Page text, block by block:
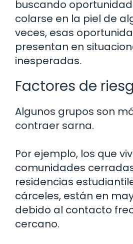
buscando
colarse en la piel de
veces, esas
presentan en
inesperadas.
Factores de
Algunos grupos son
contraer sarna.
Por ejemplo, los que
comunidades
residencias
cárceles, están en
debido al contacto
cercano.